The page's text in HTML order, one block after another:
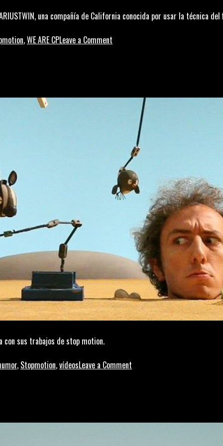
una compañía de California conocida por usar la técnica
,WE ARE CPLeave a Comment
creaciones
DARIUSTWIN
sus trabajos de stop motion.
, Stopmotion,vídeosLeave a Comment
arte